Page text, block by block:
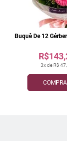
3x de R$
Buquê De 12